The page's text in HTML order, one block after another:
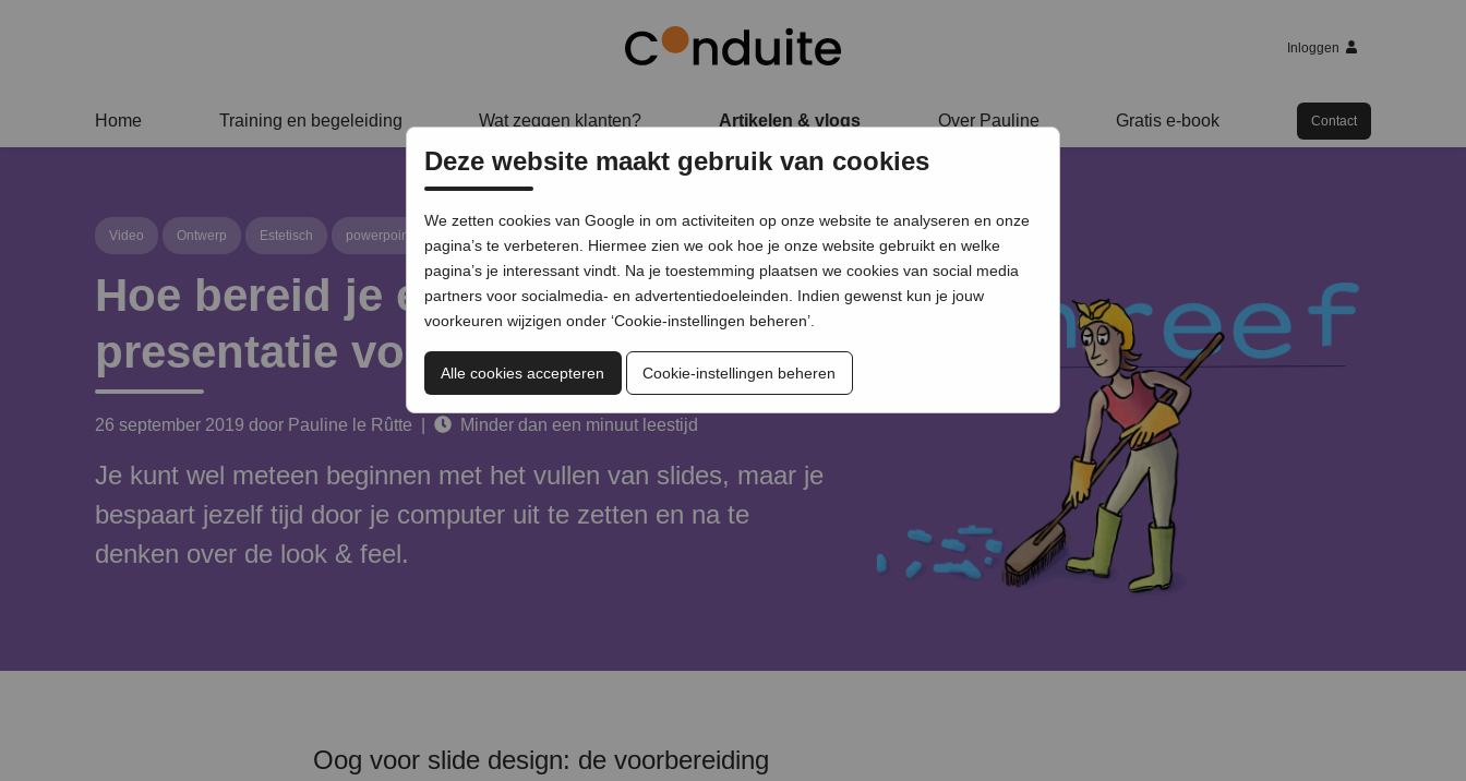
Inloggen
Home Training en begeleiding Wat zeggen klanten? Artikelen & vlogs Over Pauline Gratis e-book Contact
Video Ontwerp Estetisch powerpoint
Hoe bereid je een PowerPoint
presentatie voor?
26 september 2019 door Pauline le Rûtte | Minder dan een minuut leestijd
Je kunt wel meteen beginnen met het vullen van slides, maar je
bespaart jezelf tijd door je computer uit te zetten en na te
denken over de look & feel.
Oog voor slide design: de voorbereiding
Deze website maakt gebruik van cookies
We zetten cookies van Google in om activiteiten op onze website te analyseren en onze
pagina’s te verbeteren. Hiermee zien we ook hoe je onze website gebruikt en welke
pagina’s je interessant vindt. Na je toestemming plaatsen we cookies van social media
partners voor socialmedia- en advertentiedoeleinden. Indien gewenst kun je jouw
voorkeuren wijzigen onder ‘Cookie-instellingen beheren’.
Alle cookies accepteren Cookie-instellingen beheren